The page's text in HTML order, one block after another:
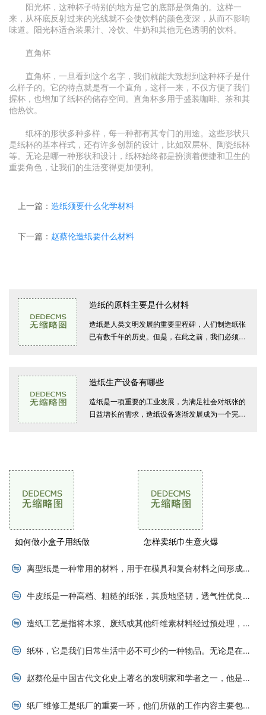
阳光杯，这种杯子特别的地方是它的底部是倒角的。这样一
来，从杯底反射过来的光线就不会使饮料的颜色变深，从而不影响
味道。阳光杯适合装果汁、冷饮、牛奶和其他无色透明的饮料。
直角杯
直角杯，一旦看到这个名字，我们就能大致想到这种杯子是什
么样子的。它的特点就是有一个直角，这样一来，不仅方便了我们
握杯，也增加了纸杯的储存空间。直角杯多用于盛装咖啡、茶和其
他热饮。
纸杯的形状多种多样，每一种都有其专门的用途。这些形状只
是纸杯的基本样式，还有许多创新的设计，比如双层杯、陶瓷纸杯
等。无论是哪一种形状和设计，纸杯始终都是扮演着便捷和卫生的
重要角色，让我们的生活变得更加便利。
上一篇： 造纸须要什么化学材料
下一篇： 赵蔡伦造纸要什么材料
造纸的原料主要是什么材料
造纸是人类文明发展的重要里程碑，人们制造纸张
已有数千年的历史。但是，在此之前，我们必须掌
造纸生产设备有哪些
造纸是一项重要的工业发展，为满足社会对纸张的
日益增长的需求，造纸设备逐渐发展成为一个完善
如何做小盒子用纸做 怎样卖纸巾生意火爆
离型纸是一种常用的材料，用于在模具和复合材料之间形成隔离层，以保护模具并方便材料从模具中取出。离型纸的选择十分重要，因为不同型号的离型纸适用于不同种类的材料和加工
牛皮纸是一种高档、粗糙的纸张，其质地坚韧，透气性优良，广泛应用于纸质书籍、封面、礼品盒等包装领域，自古以来就备受喜爱。牛皮纸的价格到底是怎么算的呢？ 牛皮纸种类首
造纸工艺是指将木浆、废纸或其他纤维素材料经过预处理，通过成纸机械使其成为纸张的技术过程。造纸是一项复杂的化学工艺，需要使用大量的化学材料才能完成。本文将介绍造纸过
纸杯，它是我们日常生活中必不可少的一种物品。无论是在咖啡店里，还是在快餐店里，甚至是在家庭使用中，纸杯都扮演着重要的角色。你知道吗？纸杯的形状其实有很多种，今天我
赵蔡伦是中国古代文化史上著名的发明家和学者之一，他是以造纸术为代表的四大发明之一的创立者。赵蔡伦的造纸术已经发展成为现代纸张工业的基础，至今仍是世界各国纸张工业生
纸厂维修工是纸厂的重要一环，他们所做的工作内容主要包括设备的保养、维护和修理等多项工作。在纸厂生产过程中，维修工的工作起到了至关重要的作用，是维持纸厂正常生产的重